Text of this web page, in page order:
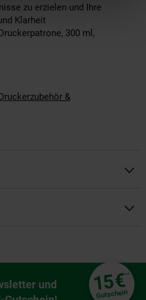
zu erzielen und Ihre
Klarheit
300 ml,
&
und
15€**
Gutschein